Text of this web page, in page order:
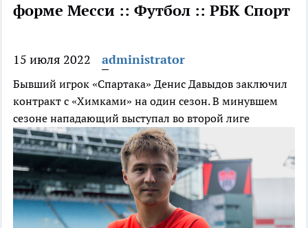
форме Месси :: Футбол :: РБК Спорт
15 июля 2022 administrator
Бывший игрок «Спартака» Денис Давыдов заключил
контракт с «Химками» на один сезон. В минувшем
сезоне нападающий выступал во второй лиге